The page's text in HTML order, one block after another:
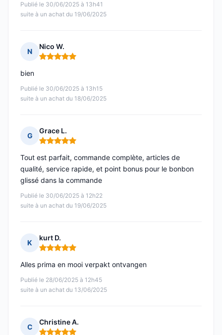
Publié le 30/06/2025 à 13h41
suite à un achat du 19/06/2025
N
Nico W.
Note : 5 sur 5
Publié le 30/06/2025 à 13h15
suite à un achat du 18/06/2025
bien
G
Grace L.
Note : 5 sur 5
Publié le 30/06/2025 à 12h22
suite à un achat du 19/06/2025
Tout est parfait, commande complète, articles de
qualité, service rapide, et point bonus pour le bonbon
glissé dans la commande
K
kurt D.
Note : 5 sur 5
Publié le 28/06/2025 à 12h45
suite à un achat du 13/06/2025
Alles prima en mooi verpakt ontvangen
C
Christine A.